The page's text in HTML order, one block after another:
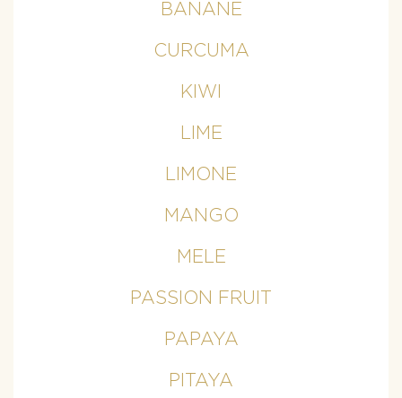
BANANE
CURCUMA
KIWI
LIME
LIMONE
MANGO
MELE
PASSION FRUIT
PAPAYA
PITAYA